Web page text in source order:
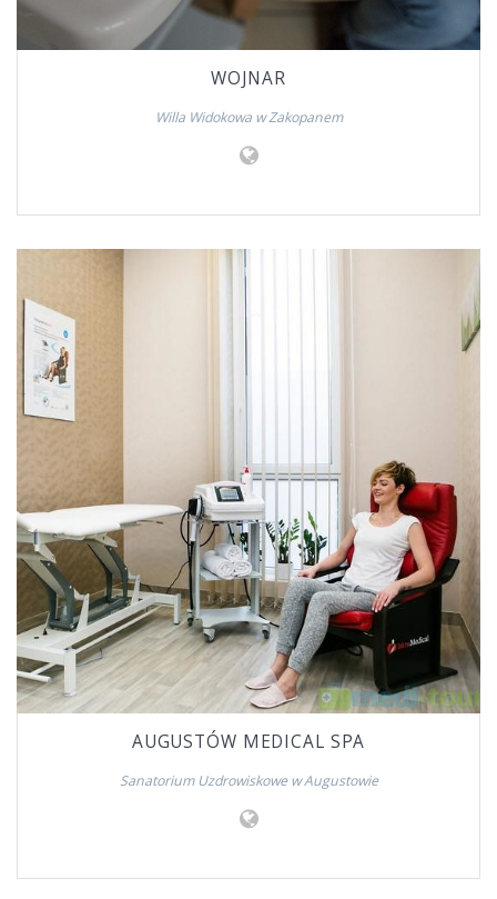
WOJNAR
Willa Widokowa w Zakopanem
AUGUSTÓW MEDICAL SPA
Sanatorium Uzdrowiskowe w Augustowie